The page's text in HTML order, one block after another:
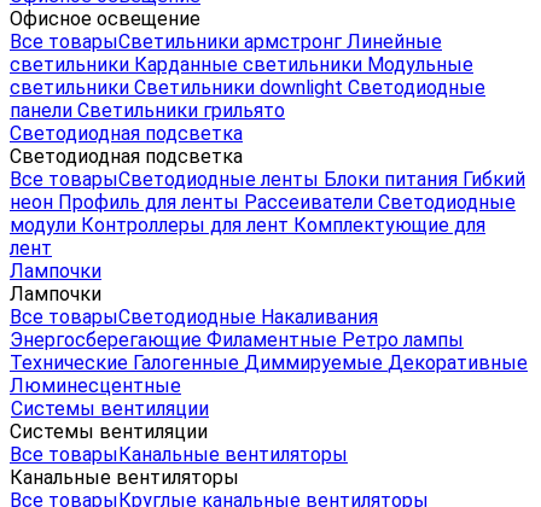
Офисное освещение
Все товарыСветильники армстронг Линейные
светильники Карданные светильники Модульные
светильники Светильники downlight Светодиодные
панели Светильники грильято
Светодиодная подсветка
Светодиодная подсветка
Все товарыСветодиодные ленты Блоки питания Гибкий
неон Профиль для ленты Рассеиватели Светодиодные
модули Контроллеры для лент Комплектующие для
лент
Лампочки
Лампочки
Все товарыСветодиодные Накаливания
Энергосберегающие Филаментные Ретро лампы
Технические Галогенные Диммируемые Декоративные
Люминесцентные
Системы вентиляции
Системы вентиляции
Все товарыКанальные вентиляторы
Канальные вентиляторы
Все товарыКруглые канальные вентиляторы